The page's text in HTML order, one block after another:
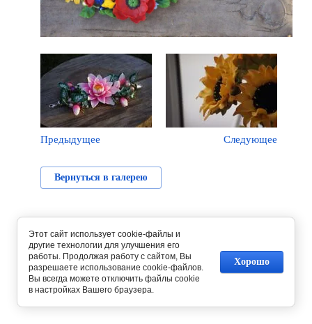
Предыдущее Следующее
Вернуться в галерею
Этот сайт использует cookie-файлы и
другие технологии для улучшения его
работы. Продолжая работу с сайтом, Вы
разрешаете использование cookie-файлов.
Вы всегда можете отключить файлы cookie
в настройках Вашего браузера.
Хорошо